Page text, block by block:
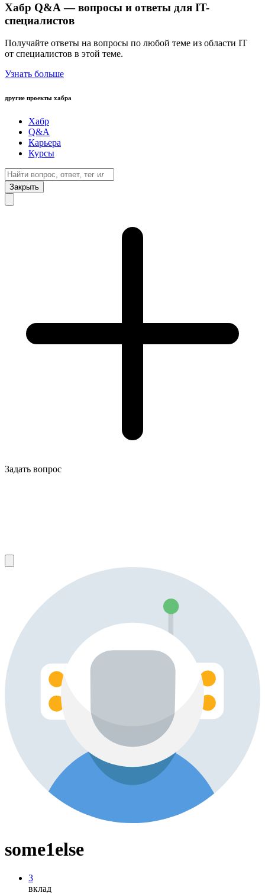
Хабр Q&A — вопросы и ответы для IT-
специалистов
Получайте ответы на вопросы по любой теме из области IT
от специалистов в этой теме.
Узнать больше
другие проекты хабра
Хабр
Q&A
Карьера
Курсы
Закрыть
Задать вопрос
some1else
3
вклад